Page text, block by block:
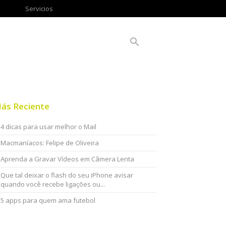
Servicios
Reciente
4 dicas para usar melhor o Mail
Macmaníacos: Felipe de Oliveira
Aprenda a Gravar Vídeos em Câmera Lenta
Que tal deixar o flash do seu iPhone avisar
quando você recebe ligações ou...
5 apps para quem ama futebol